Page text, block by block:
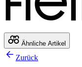
Ähnliche Artikel
Zurück